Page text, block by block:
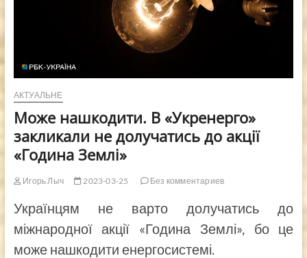
АКТУАЛЬНЕ
Може нашкодити. В «Укренерго»
закликали не долучатись до акції
«Година Землі»
Игорь Лыч 2023-03-25 Без комментариев
Українцям не варто долучатись до
міжнародної акції «Година Землі», бо це
може нашкодити енергосистемі.